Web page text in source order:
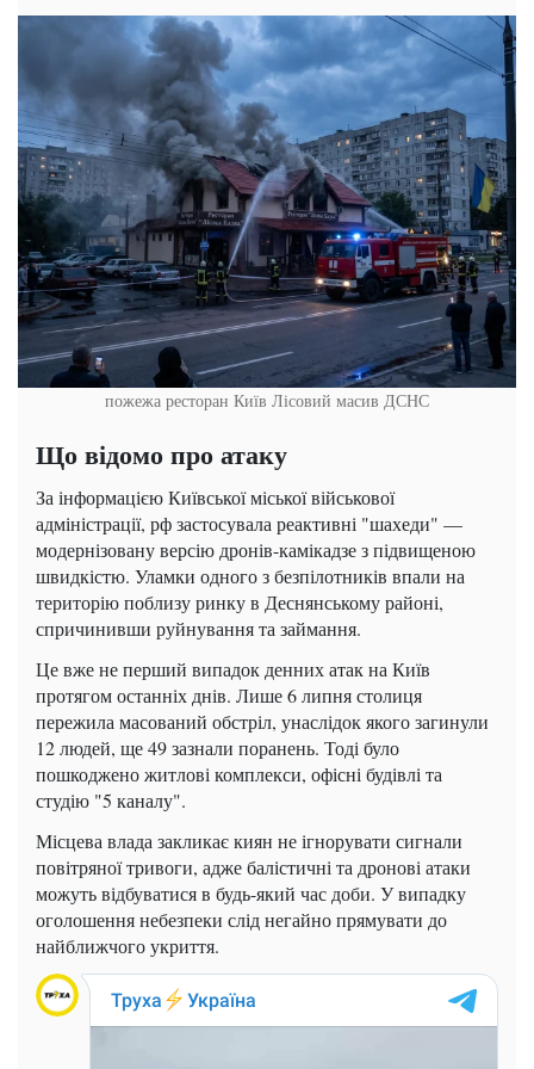
пожежа ресторан Київ Лісовий масив ДСНС
Що відомо про атаку
За інформацією Київської міської військової
адміністрації, рф застосувала реактивні "шахеди" —
модернізовану версію дронів-камікадзе з підвищеною
швидкістю. Уламки одного з безпілотників впали на
територію поблизу ринку в Деснянському районі,
спричинивши руйнування та займання.
Це вже не перший випадок денних атак на Київ
протягом останніх днів. Лише 6 липня столиця
пережила масований обстріл, унаслідок якого загинули
12 людей, ще 49 зазнали поранень. Тоді було
пошкоджено житлові комплекси, офісні будівлі та
студію "5 каналу".
Місцева влада закликає киян не ігнорувати сигнали
повітряної тривоги, адже балістичні та дронові атаки
можуть відбуватися в будь-який час доби. У випадку
оголошення небезпеки слід негайно прямувати до
найближчого укриття.